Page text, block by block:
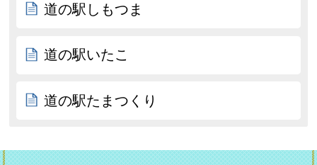
道の駅しもつま
道の駅いたこ
道の駅たまつくり